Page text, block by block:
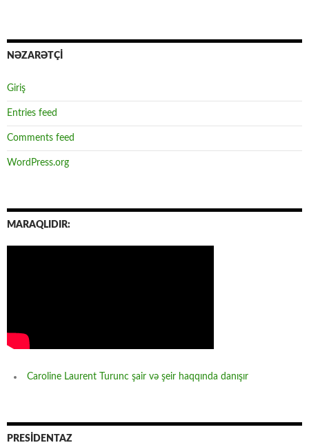
NƏZARƏTÇİ
Giriş
Entries feed
Comments feed
WordPress.org
MARAQLIDIR:
Caroline Laurent Turunc şair və şeir haqqında danışır
PRESİDENTAZ